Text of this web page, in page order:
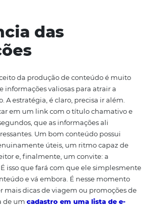
entretenimento na cidade, tipos
que programam uma viagem.
aquele texto ou vídeo que ajuda a
a informação pela qual procura.
com que ele opte pelos seus
posts interessantes no site ou blog
das
da produção de conteúdo é